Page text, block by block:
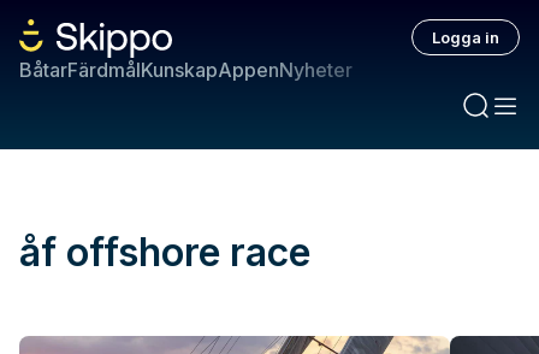
BåtarFärdmålKunskapAppenNyheter
Logga in
åf offshore race